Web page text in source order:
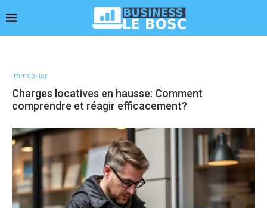
Immobilier
Charges locatives en hausse: Comment
comprendre et réagir efficacement?